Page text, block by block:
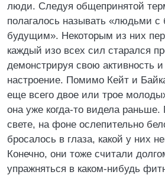
люди. Следуя общепринятой
полагалось называть «людьми
будущим». Некоторым из них
каждый изо всех сил старался
демонстрируя свою активность
настроение. Помимо Кейт и
еще всего двое или трое
она уже когда-то видела
свете, на фоне ослепительно
бросалось в глаза, какой у них
Конечно, они тоже считали
упражняться в каком-нибудь